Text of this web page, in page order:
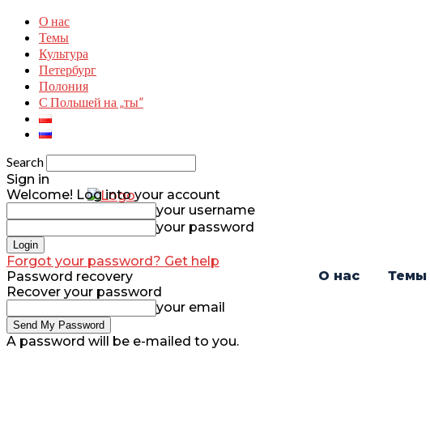
О нас
Темы
Культура
Петербург
Полония
С Польшей на „ты”
Search
О нас Темы
Sign in
Welcome! Log into your account
your username
your password
Forgot your password? Get help
Password recovery
Recover your password
your email
A password will be e-mailed to you.